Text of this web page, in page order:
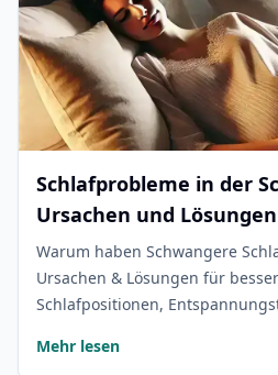
Schlafprobleme in der
Ursachen und Lösungen
Warum haben Schwangere
Ursachen & Lösungen für
Schlafpositionen,
Mehr lesen